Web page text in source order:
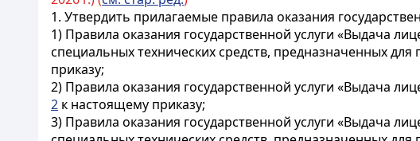
1. Утвердить прилагаемые правила оказания
1) Правила оказания государственной услуги «Выдача
специальных технических средств, предназначенных
приказу;
2) Правила оказания государственной услуги «Выдача
2 к настоящему приказу;
3) Правила оказания государственной услуги «Выдача